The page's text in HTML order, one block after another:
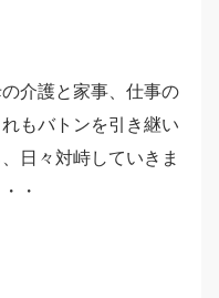
介護と家事、仕事の
もバトンを引き継い
日々対峙していきま
・